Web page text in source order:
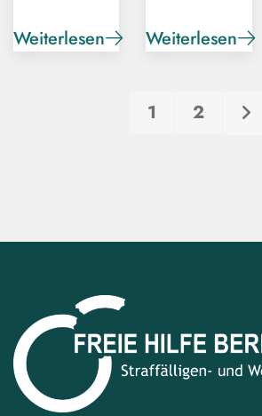
Weiterlesen Weiterlesen
1 2